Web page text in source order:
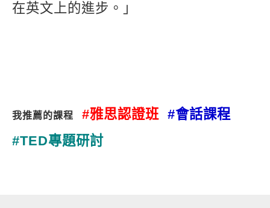
在英文上的進步。」
我推薦的課程 #雅思認證班
#會話課程
#TED專題研討